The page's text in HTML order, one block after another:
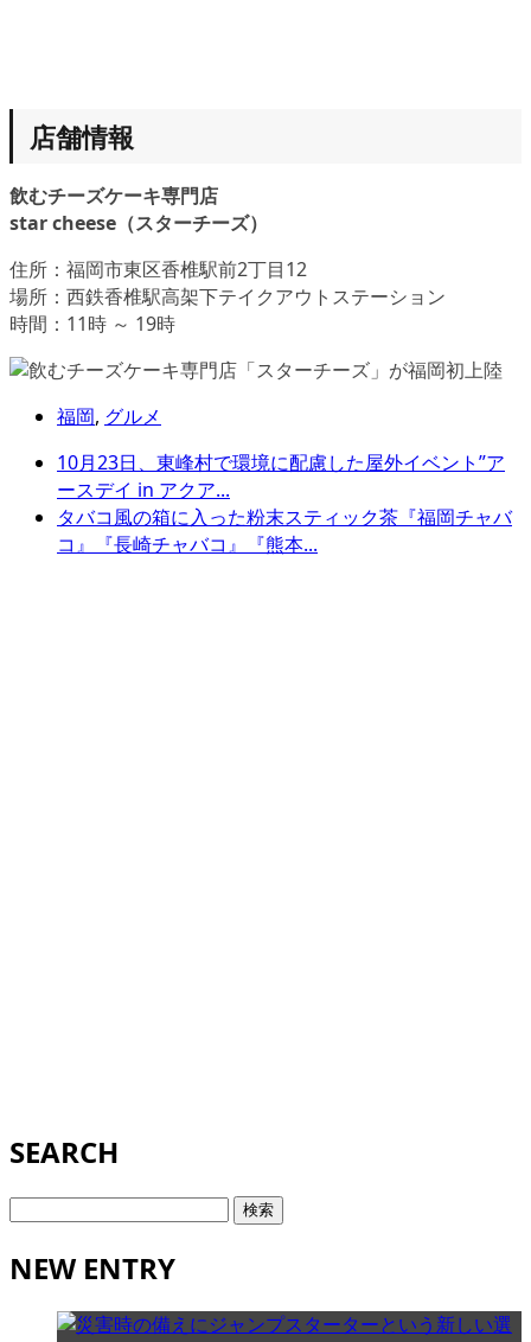
店舗情報
飲むチーズケーキ専門店
star cheese（スターチーズ）
住所：福岡市東区香椎駅前2丁目12
場所：西鉄香椎駅高架下テイクアウトステーション
時間：11時 ～ 19時
福岡, グルメ
10月23日、東峰村で環境に配慮した屋外イベント”ア
ースデイ in アクア...
タバコ風の箱に入った粉末スティック茶『福岡チャバ
コ』『長崎チャバコ』『熊本...
SEARCH
検
NEW ENTRY